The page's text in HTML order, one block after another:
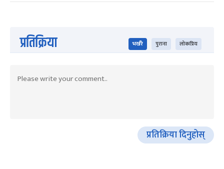
प्रतिक्रिया भर्खरै पुराना लोकप्रिय
प्रतिक्रिया दिनुहोस्